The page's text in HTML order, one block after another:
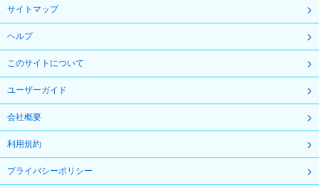
サイトマップ
ヘルプ
このサイトについて
ユーザーガイド
会社概要
利用規約
プライバシーポリシー